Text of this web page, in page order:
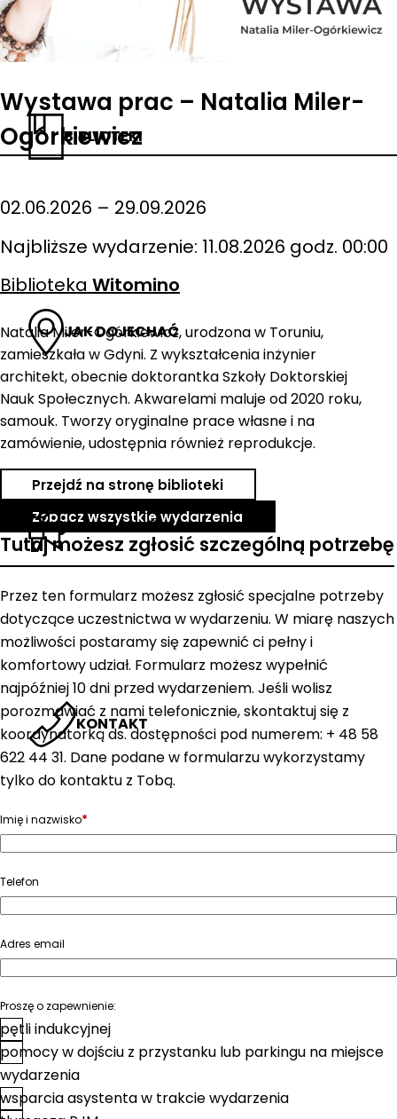
BIBLIOTEKI
JAK DOJECHAĆ
AKTUALNOŚCI
KONTAKT
Wystawa prac – Natalia Miler-
Ogórkiewicz
02.06.2026 – 29.09.2026
Najbliższe wydarzenie: 11.08.2026 godz. 00:00
Biblioteka Witomino
Natalia Miler-Ogórkiewicz, urodzona w Toruniu,
zamieszkała w Gdyni. Z wykształcenia inżynier
architekt, obecnie doktorantka Szkoły Doktorskiej
Nauk Społecznych. Akwarelami maluje od 2020 roku,
samouk. Tworzy oryginalne prace własne i na
zamówienie, udostępnia również reprodukcje.
Przejdź na stronę biblioteki
Zobacz wszystkie wydarzenia
Tutaj możesz zgłosić szczególną potrzebę
Przez ten formularz możesz zgłosić specjalne potrzeby
dotyczące uczestnictwa w wydarzeniu. W miarę naszych
możliwości postaramy się zapewnić ci pełny i
komfortowy udział. Formularz możesz wypełnić
najpóźniej 10 dni przed wydarzeniem. Jeśli wolisz
porozmawiać z nami telefonicznie, skontaktuj się z
koordynatorką ds. dostępności pod numerem: + 48 58
622 44 31. Dane podane w formularzu wykorzystamy
tylko do kontaktu z Tobą.
Imię i nazwisko*
Telefon
Adres email
Proszę o zapewnienie:
pętli indukcyjnej
pomocy w dojściu z przystanku lub parkingu na miejsce
wydarzenia
wsparcia asystenta w trakcie wydarzenia